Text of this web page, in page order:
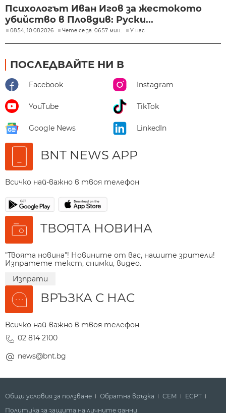
Психологът Иван Игов за жестокото
убийство в Пловдив: Руски...
08:54, 10.08.2026 Чете се за: 06:57 мин. У нас
ПОСЛЕДВАЙТЕ НИ В
Facebook Instagram
YouTube TikTok
Google News LinkedIn
BNT NEWS APP
Всичко най-важно в твоя телефон
ТВОЯТА НОВИНА
"Твоята новина"! Новините от вас, нашите зрители!
Изпратете текст, снимки, видео.
Изпрати
ВРЪЗКА С НАС
Всичко най-важно в твоя телефон
02 814 2100
news@bnt.bg
Общи условия за ползване Обратна връзка СЕМ
ECPT
Политика за защита на личните данни